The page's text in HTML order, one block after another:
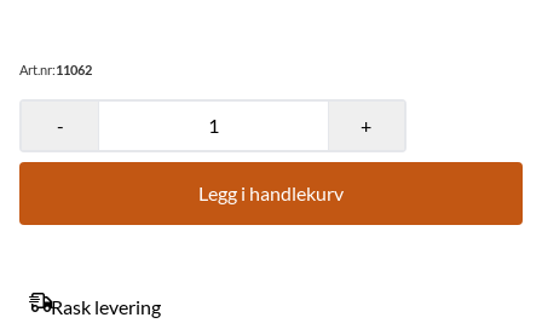
Art.nr:11062
- +
Legg i handlekurv
Rask levering